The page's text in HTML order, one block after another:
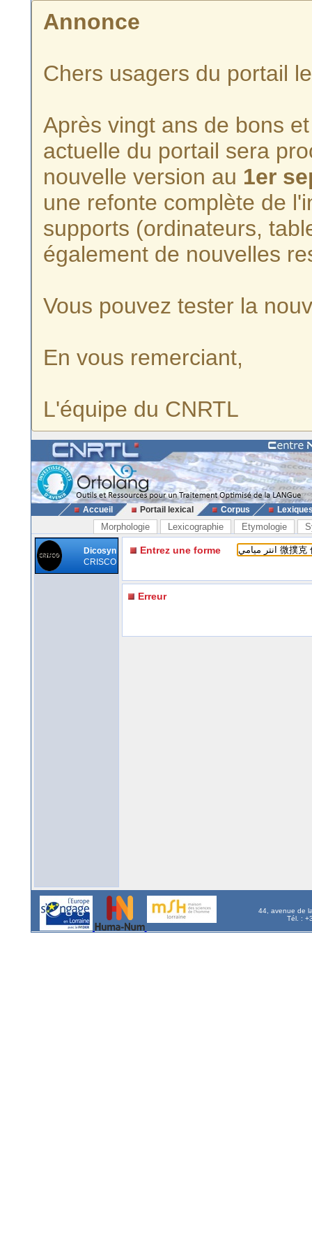
Annonce
Chers usagers du portail
Après vingt ans de bons
actuelle du portail sera
nouvelle version au 1er
une refonte complète de
supports (ordinateurs,
également de nouvelles
Vous pouvez tester la
En vous remerciant,
L'équipe du CNRTL
Accueil Portail lexical Corpus
Morphologie Lexicographie Etymologie
Dicosyn
CRISCO
Entrez une forme
Erreur
44, avenue de
Tél. :